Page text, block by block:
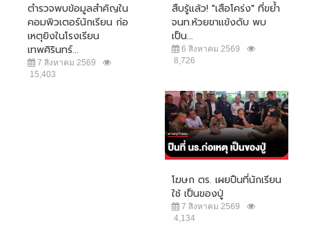
ตำรวจพบข้อมูลสำคัญใน
คอมพิวเตอร์นักเรียน ก่อ
เหตุยิงในโรงเรียน
เทพศิรินทร์...
7 สิงหาคม 2569
15,403
สืบรู้แล้ว! "เสือโคร่ง" ที่ขย้ำ
จนท.ห้วยขาแข้งดับ พบ
เป็น...
6 สิงหาคม 2569
8,726
โฆษก ตร. เผยปืนที่นักเรียน
ใช้ เป็นของปู่
7 สิงหาคม 2569
4,134